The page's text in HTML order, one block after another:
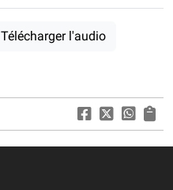
Télécharger l'audio